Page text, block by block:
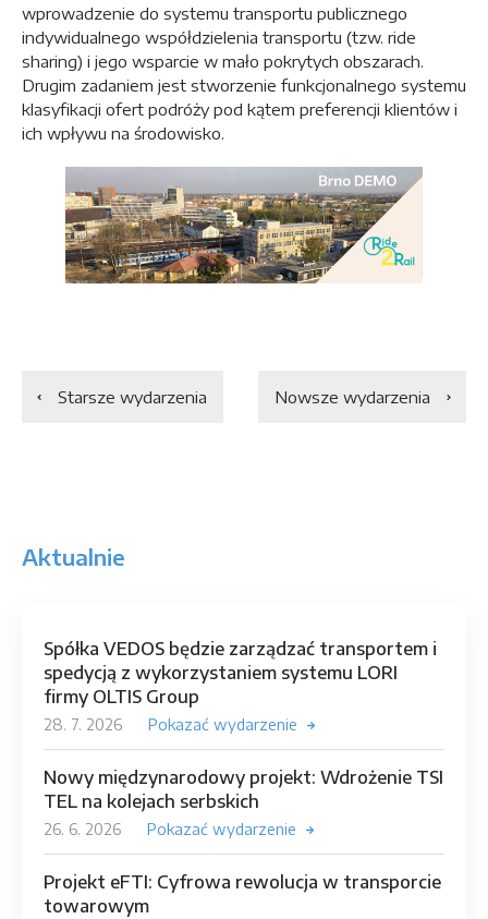
wprowadzenie do systemu transportu publicznego
indywidualnego współdzielenia transportu (tzw. ride
sharing) i jego wsparcie w mało pokrytych obszarach.
Drugim zadaniem jest stworzenie funkcjonalnego systemu
klasyfikacji ofert podróży pod kątem preferencji klientów i
ich wpływu na środowisko.
Starsze wydarzenia Nowsze wydarzenia
Aktualnie
Spółka VEDOS będzie zarządzać transportem i
spedycją z wykorzystaniem systemu LORI
firmy OLTIS Group
28. 7. 2026 Pokazać wydarzenie
Nowy międzynarodowy projekt: Wdrożenie TSI
TEL na kolejach serbskich
26. 6. 2026 Pokazać wydarzenie
Projekt eFTI: Cyfrowa rewolucja w transporcie
towarowym